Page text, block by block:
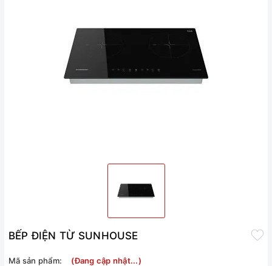
BẾP ĐIỆN TỪ SUNHOUSE
Mã sản phẩm:
(Đang cập nhật...)